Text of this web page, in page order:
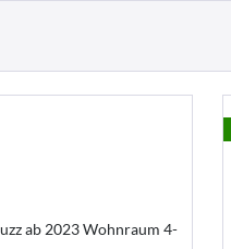
ab 2023 Wohnraum 4-